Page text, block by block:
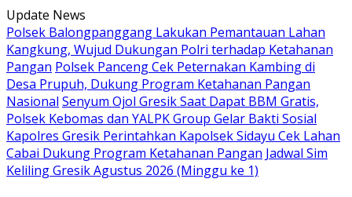
Langsung
ke
konten
Update News
Polsek Balongpanggang Lakukan Pemantauan Lahan
Kangkung, Wujud Dukungan Polri terhadap Ketahanan
Pangan Polsek Panceng Cek Peternakan Kambing di
Desa Prupuh, Dukung Program Ketahanan Pangan
Nasional Senyum Ojol Gresik Saat Dapat BBM Gratis,
Polsek Kebomas dan YALPK Group Gelar Bakti Sosial
Kapolres Gresik Perintahkan Kapolsek Sidayu Cek Lahan
Cabai Dukung Program Ketahanan Pangan Jadwal Sim
Keliling Gresik Agustus 2026 (Minggu ke 1)